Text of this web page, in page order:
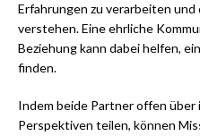
Erfahrungen zu verarbeiten und
verstehen. Eine ehrliche
Beziehung kann dabei helfen,
finden.
Indem beide Partner offen
Perspektiven teilen, können